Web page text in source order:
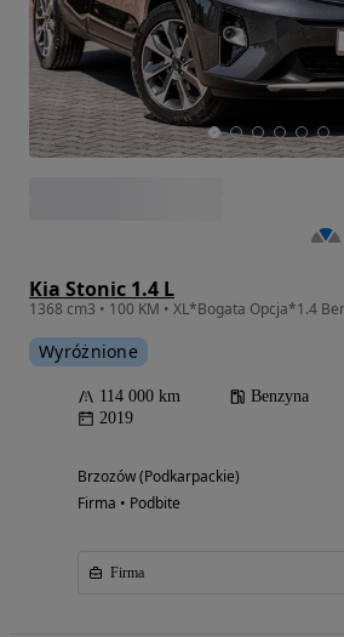
Kia Stonic 1.4 L
Wyróżnione
114 000 km Benzyna
2019
Brzozów (Podkarpackie)
Firma • Podbite
Firma